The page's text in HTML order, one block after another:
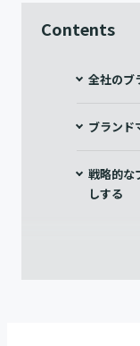
Contents
全社のブ
ブランド
戦略的な
しする